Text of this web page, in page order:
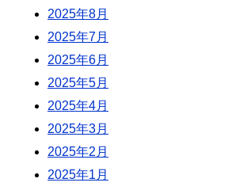
2025年8月
2025年7月
2025年6月
2025年5月
2025年4月
2025年3月
2025年2月
2025年1月